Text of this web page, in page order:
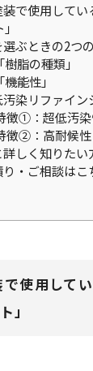
で使用してい
ぶときの2つ
脂の種類」
能性」
汚染リファイ
徴①：超低汚
徴②：高耐候性
しく知りたい
・ご相談はこ
使用して
」